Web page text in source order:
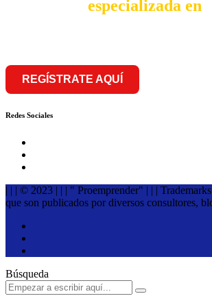
especializada en
REGÍSTRATE AQUÍ
Redes Sociales
| | | © 2023 | | | " Proemprender" | | |
que son publicados por diversos consultores,
Búsqueda